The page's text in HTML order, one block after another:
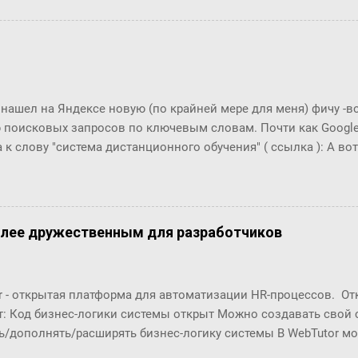
и ты сама в этом убедишься. Вот, слушай! Ты перестала
Бок перехватило дыхание, казалось, она вот-вот
пить коньяк по утрам? ― Да, да, конечно, ― убежденно
нашел на Яндексе новую (по крайней мере для меня) фичу -
поисковых запросов по ключевым словам. Почти как Google
к слову "система дистанционного обучения" ( ссылка ): А
дружественным для разработчиков
- открытая платформа для автоматизации HR-процессов.
Код бизнес-логики системы открыт Можно создавать
дополнять/расширять бизнес-логику системы В WebTutor